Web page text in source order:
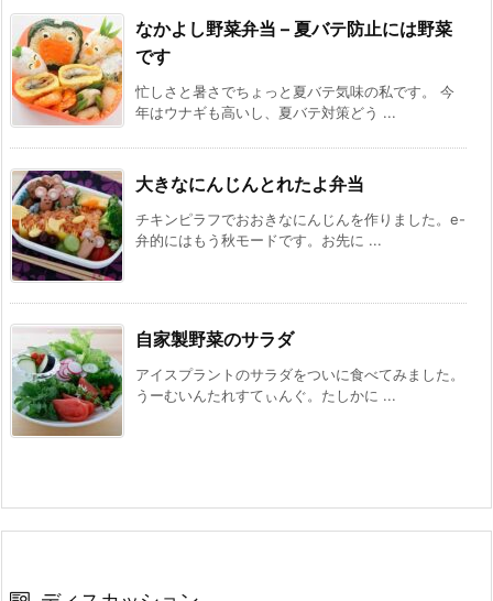
なかよし野菜弁当 – 夏バテ防止には野菜
です
忙しさと暑さでちょっと夏バテ気味の私です。 今
年はウナギも高いし、夏バテ対策どう ...
大きなにんじんとれたよ弁当
チキンピラフでおおきなにんじんを作りました。e-
弁的にはもう秋モードです。お先に ...
自家製野菜のサラダ
アイスプラントのサラダをついに食べてみました。
うーむいんたれすてぃんぐ。たしかに ...